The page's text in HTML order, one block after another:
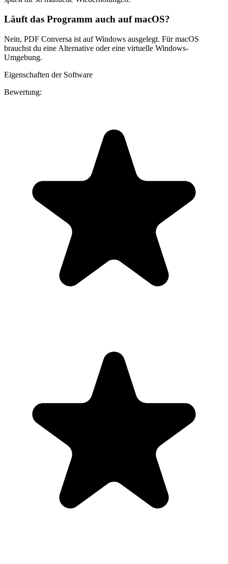
Läuft das Programm auch auf macOS?
Nein, PDF Conversa ist auf Windows ausgelegt. Für macOS
brauchst du eine Alternative oder eine virtuelle Windows-
Umgebung.
Eigenschaften der Software
Bewertung: